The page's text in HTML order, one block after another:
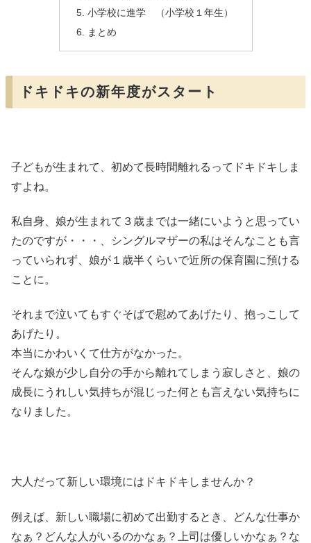
小学校に進学 （小学校１年生）
まとめ
ドキドキの新年度がスタート
子どもが生まれて、初めて長時間離れるってドキドキしま
すよね。
私自身、娘が生まれて３歳までは一緒にいようと思ってい
たのですが・・・、シングルマザーの私はそんなことも言
っていられず、娘が１歳半くらいで近所の保育園に預ける
ことに。
それまで泣いてもすぐそばで慰めてあげたり、抱っこして
あげたり。
本当にかわいくて仕方がなかった。
そんな娘が少し自分の手から離れてしまう寂しさと、娘の
成長にうれしい気持ちが混じった何とも言えない気持ちに
なりました。
大人だって新しい環境にはドキドキしませんか？
例えば、新しい職場に初めて出勤するとき、どんな仕事か
なぁ？どんな人がいるのかなぁ？上司は優しいかなぁ？な